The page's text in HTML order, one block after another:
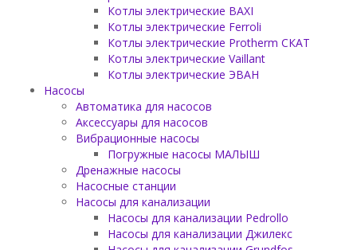
Котлы электрические BAXI
Котлы электрические Ferroli
Котлы электрические Protherm СКАТ
Котлы электрические Vaillant
Котлы электрические ЭВАН
Насосы
Автоматика для насосов
Аксессуары для насосов
Вибрационные насосы
Погружные насосы МАЛЫШ
Дренажные насосы
Насосные станции
Насосы для канализации
Насосы для канализации Pedrollo
Насосы для канализации Джилекс